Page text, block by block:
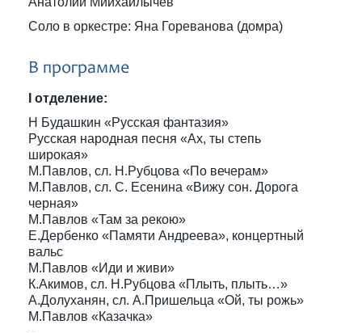
Соло в оркестре: Яна Гореванова (домра)
В программе
I отделение:
Н Будашкин «Русская фантазия»
Русская народная песня «Ах, ты степь
широкая»
М.Павлов, сл. Н.Рубцова «По вечерам»
М.Павлов, сл. С. Есенина «Вижу сон. Дорога
черная»
М.Павлов «Там за рекою»
Е.Дербенко «Памяти Андреева», концертный
вальс
М.Павлов «Иди и живи»
К.Акимов, сл. Н.Рубцова «Плыть, плыть…»
А.Долуханян, сл. А.Пришельца «Ой, ты рожь»
М.Павлов «Казачка»